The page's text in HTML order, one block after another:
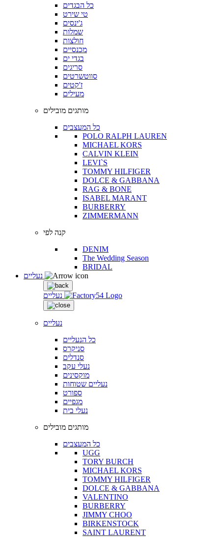
כל הבגדים
טי שירט
ג'ינסים
שמלות
חולצות
מכנסיים
בגדי ים
סריגים
סווטשרטים
ז'קטים
מעילים
מותגים מובילים
כל המעצבים
POLO RALPH LAUREN
MICHAEL KORS
CALVIN KLEIN
LEVI`S
TOMMY HILFIGER
DOLCE & GABBANA
RAG & BONE
ISABEL MARANT
BURBERRY
ZIMMERMANN
קנה לפי
DENIM
The Wedding Season
BRIDAL
נעליים
נעליים
כל הנעליים
סניקרס
סנדלים
נעלי עקב
מוקסינים
נעליים שטוחות
ספורט
מגפיים
נעלי בית
מותגים מובילים
כל המעצבים
UGG
TORY BURCH
MICHAEL KORS
TOMMY HILFIGER
DOLCE & GABBANA
VALENTINO
BURBERRY
JIMMY CHOO
BIRKENSTOCK
SAINT LAURENT